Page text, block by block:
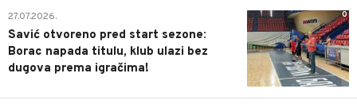
0
27.07.2026.
Savić otvoreno pred start sezone:
Borac napada titulu, klub ulazi bez
dugova prema igračima!